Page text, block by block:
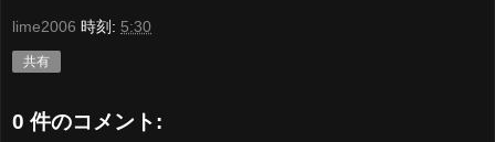
lime2006 時刻: 5:30
共有
0 件のコメント: